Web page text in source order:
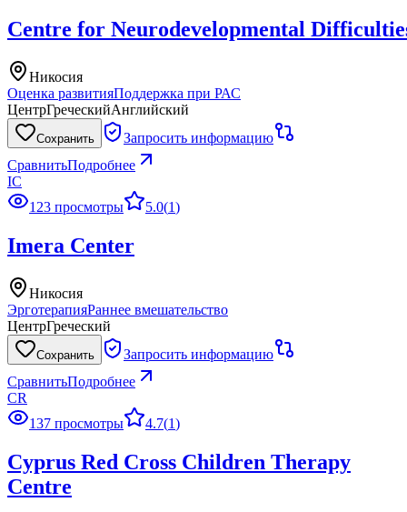
Centre for Neurodevelopmental
Никосия
Оценка развитияПоддержка при РАС
ЦентрГреческийАнглийский
Сохранить
Запросить информацию
СравнитьПодробнее
IC
123 просмотры
5.0(1)
Imera Center
Никосия
ЭрготерапияРаннее вмешательство
ЦентрГреческий
Сохранить
Запросить информацию
СравнитьПодробнее
CR
137 просмотры
4.7(1)
Cyprus Red Cross Children Therapy
Centre